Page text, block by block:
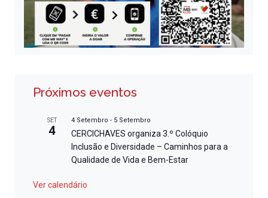
Próximos eventos
SET
4
4 Setembro - 5 Setembro
CERCICHAVES organiza 3.º Colóquio
Inclusão e Diversidade – Caminhos para a
Qualidade de Vida e Bem-Estar
Ver calendário